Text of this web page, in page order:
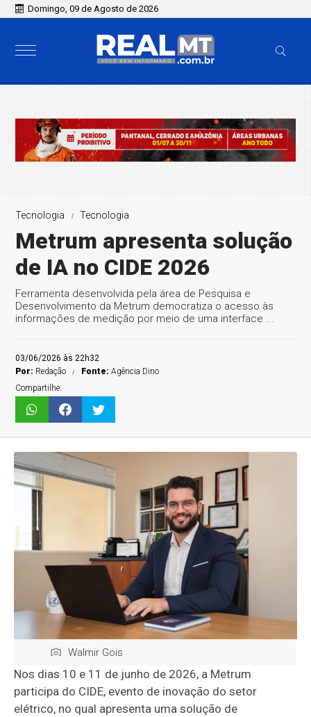
Domingo, 09 de Agosto de 2026
Tecnologia Tecnologia
Metrum apresenta solução
de IA no CIDE 2026
Ferramenta desenvolvida pela área de Pesquisa e
Desenvolvimento da Metrum democratiza o acesso às
informações de medição por meio de uma interface ...
03/06/2026 às 22h32
Por: Redação Fonte:Agência Dino
Compartilhe:
Walmir Gois
Nos dias 10 e 11 de junho de 2026, a Metrum
participa do CIDE, evento de inovação do setor
elétrico, no qual apresenta uma solução de